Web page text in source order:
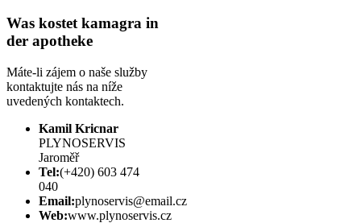
Was kostet kamagra in
der apotheke
Máte-li zájem o naše služby
kontaktujte nás na níže
uvedených kontaktech.
Kamil Kricnar
PLYNOSERVIS
Jaroměř
Tel:(+420) 603 474
040
Email:plynoservis@email.cz
Web:www.plynoservis.cz